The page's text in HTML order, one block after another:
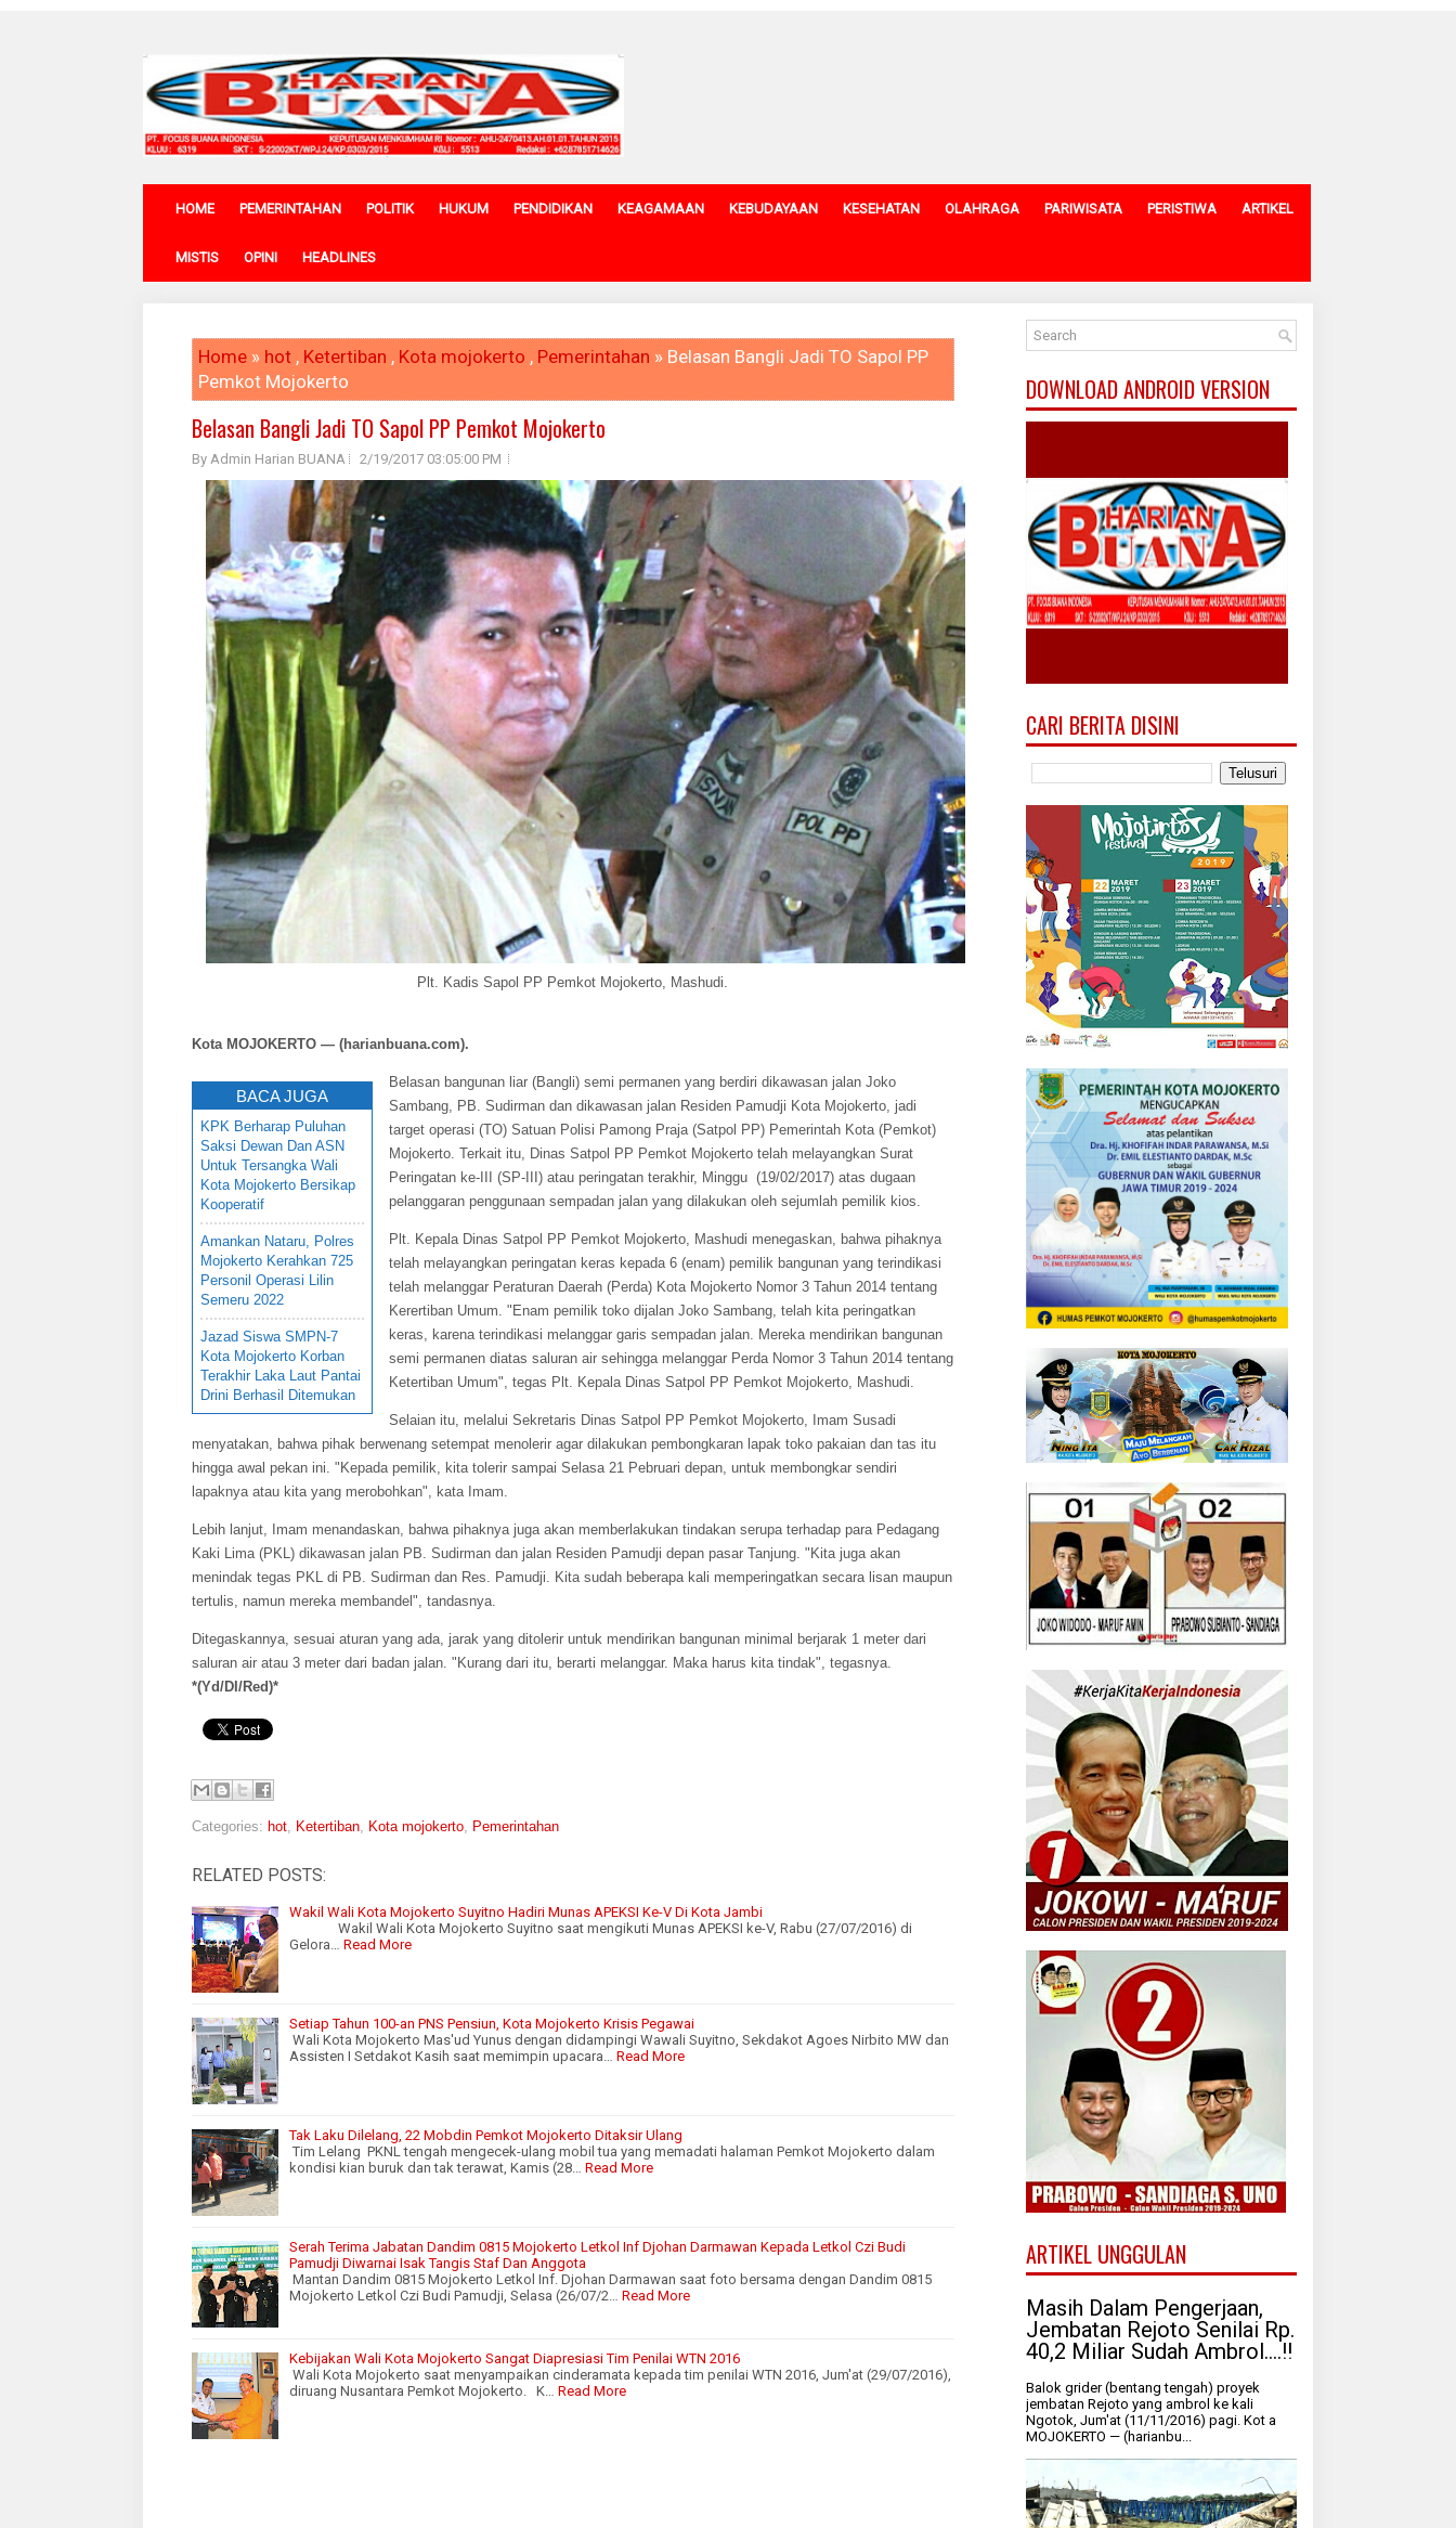
HOME PEMERINTAHAN POLITIK HUKUM PENDIDIKAN KEAGAMAAN KEBUDAYAAN KESEHATAN OLAHRAGA PARIWISATA PERISTIWA ARTIKEL
MISTIS OPINI HEADLINES
Home » hot , Ketertiban , Kota mojokerto , Pemerintahan » Belasan Bangli Jadi TO Sapol PP
Pemkot Mojokerto
Belasan Bangli Jadi TO Sapol PP Pemkot Mojokerto
By Admin Harian BUANA 2/19/2017 03:05:00 PM
Plt. Kadis Sapol PP Pemkot Mojokerto, Mashudi.
Kota MOJOKERTO — (harianbuana.com).
BACA JUGA
KPK Berharap Puluhan
Saksi Dewan Dan ASN
Untuk Tersangka Wali
Kota Mojokerto Bersikap
Kooperatif
Amankan Nataru, Polres
Mojokerto Kerahkan 725
Personil Operasi Lilin
Semeru 2022
Jazad Siswa SMPN-7
Kota Mojokerto Korban
Terakhir Laka Laut Pantai
Drini Berhasil Ditemukan
Belasan bangunan liar (Bangli) semi permanen yang berdiri dikawasan jalan Joko
Sambang, PB. Sudirman dan dikawasan jalan Residen Pamudji Kota Mojokerto, jadi
target operasi (TO) Satuan Polisi Pamong Praja (Satpol PP) Pemerintah Kota (Pemkot)
Mojokerto. Terkait itu, Dinas Satpol PP Pemkot Mojokerto telah melayangkan Surat
Peringatan ke-III (SP-III) atau peringatan terakhir, Minggu (19/02/2017) atas dugaan
pelanggaran penggunaan sempadan jalan yang dilakukan oleh sejumlah pemilik kios.
Plt. Kepala Dinas Satpol PP Pemkot Mojokerto, Mashudi menegaskan, bahwa pihaknya
telah melayangkan peringatan keras kepada 6 (enam) pemilik bangunan yang terindikasi
telah melanggar Peraturan Daerah (Perda) Kota Mojokerto Nomor 3 Tahun 2014 tentang
Kerertiban Umum. "Enam pemilik toko dijalan Joko Sambang, telah kita peringatkan
keras, karena terindikasi melanggar garis sempadan jalan. Mereka mendirikan bangunan
semi permanen diatas saluran air sehingga melanggar Perda Nomor 3 Tahun 2014 tentang
Ketertiban Umum", tegas Plt. Kepala Dinas Satpol PP Pemkot Mojokerto, Mashudi.
Selaian itu, melalui Sekretaris Dinas Satpol PP Pemkot Mojokerto, Imam Susadi
menyatakan, bahwa pihak berwenang setempat menolerir agar dilakukan pembongkaran lapak toko pakaian dan tas itu
hingga awal pekan ini. "Kepada pemilik, kita tolerir sampai Selasa 21 Pebruari depan, untuk membongkar sendiri
lapaknya atau kita yang merobohkan", kata Imam.
Lebih lanjut, Imam menandaskan, bahwa pihaknya juga akan memberlakukan tindakan serupa terhadap para Pedagang
Kaki Lima (PKL) dikawasan jalan PB. Sudirman dan jalan Residen Pamudji depan pasar Tanjung. "Kita juga akan
menindak tegas PKL di PB. Sudirman dan Res. Pamudji. Kita sudah beberapa kali memperingatkan secara lisan maupun
tertulis, namun mereka membandel", tandasnya.
Ditegaskannya, sesuai aturan yang ada, jarak yang ditolerir untuk mendirikan bangunan minimal berjarak 1 meter dari
saluran air atau 3 meter dari badan jalan. "Kurang dari itu, berarti melanggar. Maka harus kita tindak", tegasnya.
*(Yd/DI/Red)*
Categories: hot Ketertiban Kota mojokerto Pemerintahan
RELATED POSTS:
Wakil Wali Kota Mojokerto Suyitno Hadiri Munas APEKSI Ke-V Di Kota Jambi
Wakil Wali Kota Mojokerto Suyitno saat mengikuti Munas APEKSI ke-V, Rabu (27/07/2016) di
Gelora…
Read More
Setiap Tahun 100-an PNS Pensiun, Kota Mojokerto Krisis Pegawai
Wali Kota Mojokerto Mas'ud Yunus dengan didampingi Wawali Suyitno, Sekdakot Agoes Nirbito MW dan
Assisten I Setdakot Kasih saat memimpin upacara…
Read More
Tak Laku Dilelang, 22 Mobdin Pemkot Mojokerto Ditaksir Ulang
Tim Lelang PKNL tengah mengecek-ulang mobil tua yang memadati halaman Pemkot Mojokerto dalam
kondisi kian buruk dan tak terawat, Kamis (28…
Read More
Serah Terima Jabatan Dandim 0815 Mojokerto Letkol Inf Djohan Darmawan Kepada Letkol Czi Budi
Pamudji Diwarnai Isak Tangis Staf Dan Anggota
Mantan Dandim 0815 Mojokerto Letkol Inf. Djohan Darmawan saat foto bersama dengan Dandim 0815
Mojokerto Letkol Czi Budi Pamudji, Selasa (26/07/2…
Read More
Kebijakan Wali Kota Mojokerto Sangat Diapresiasi Tim Penilai WTN 2016
Wali Kota Mojokerto saat menyampaikan cinderamata kepada tim penilai WTN 2016, Jum'at (29/07/2016),
diruang Nusantara Pemkot Mojokerto. K…
Read More
DOWNLOAD ANDROID VERSION
CARI BERITA DISINI
ARTIKEL UNGGULAN
Masih Dalam Pengerjaan,
Jembatan Rejoto Senilai Rp.
40,2 Miliar Sudah Ambrol....!!
Balok grider (bentang tengah) proyek
jembatan Rejoto yang ambrol ke kali
Ngotok, Jum'at (11/11/2016) pagi. Kot a
MOJOKERTO — (harianbu...